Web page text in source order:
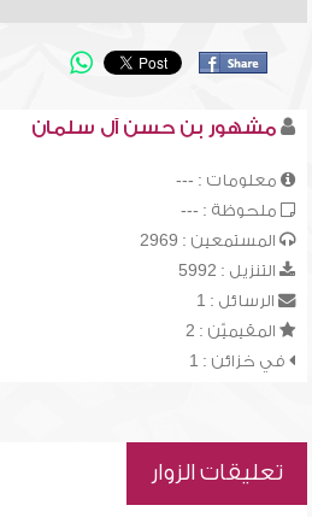
مشهور بن حسن آل سلمان
معلومات : ---
ملحوظة : ---
المستمعين : 2969
التنزيل : 5992
الرسائل : 1
المقيميّن : 2
في خزائن : 1
تعليقات الزوار